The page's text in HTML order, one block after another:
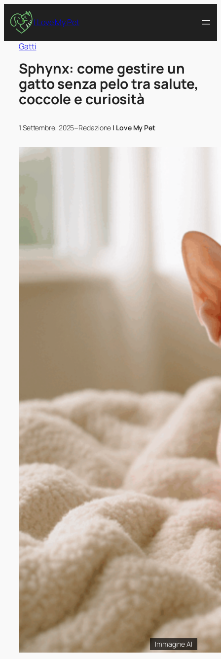
I Love My Pet
Gatti
Sphynx: come gestire un
gatto senza pelo tra salute,
coccole e curiosità
1 Settembre, 2025–Redazione I Love My Pet
Immagine AI